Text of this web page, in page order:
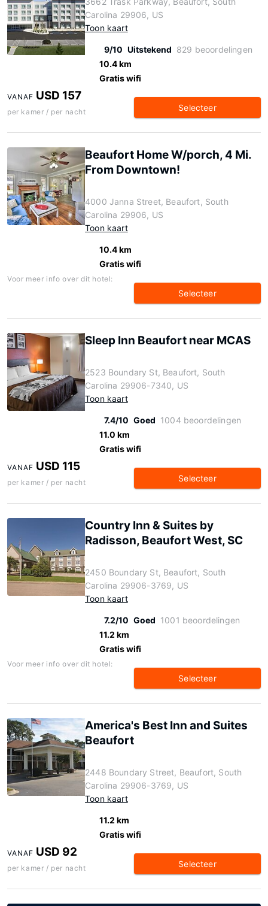
Carolina 29906, US
Toon kaart
9/10 Uitstekend 829 beoordelingen
10.4 km
Gratis wifi
VANAF USD 157
per kamer / per nacht Selecteer
Beaufort Home W/porch, 4 Mi.
From Downtown!
4000 Janna Street, Beaufort, South
Carolina 29906, US
Toon kaart
10.4 km
Gratis wifi
Voor meer info over dit hotel:
Selecteer
Sleep Inn Beaufort near MCAS
2523 Boundary St, Beaufort, South
Carolina 29906-7340, US
Toon kaart
7.4/10 Goed 1004 beoordelingen
11.0 km
Gratis wifi
VANAF USD 115
per kamer / per nacht Selecteer
Country Inn & Suites by
Radisson, Beaufort West, SC
2450 Boundary St, Beaufort, South
Carolina 29906-3769, US
Toon kaart
7.2/10 Goed 1001 beoordelingen
11.2 km
Gratis wifi
Voor meer info over dit hotel:
Selecteer
America's Best Inn and Suites
Beaufort
2448 Boundary Street, Beaufort, South
Carolina 29906-3769, US
Toon kaart
11.2 km
Gratis wifi
VANAF USD 92
per kamer / per nacht Selecteer